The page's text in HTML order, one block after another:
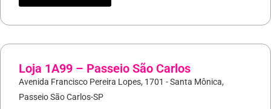
Loja 1A99 – Passeio São Carlos
Avenida Francisco Pereira Lopes, 1701 - Santa Mônica,
Passeio São Carlos-SP